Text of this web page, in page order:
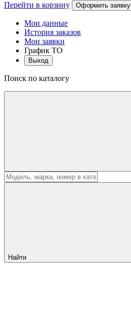
Перейти в корзину
Оформить заявку
Мои данные
История заказов
Мои заявки
График ТО
Выход
Поиск по каталогу
Найти